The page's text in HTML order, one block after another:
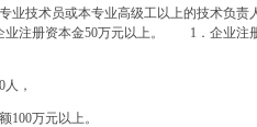
技术员或本专业高级工以上的技术负责
注册资本金50万元以上。 1．企业
，
100万元以上。